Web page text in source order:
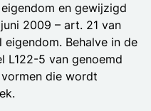
en gewijzigd
2009 – art. 21 van
Behalve in de
L122-5 van genoemd
die wordt